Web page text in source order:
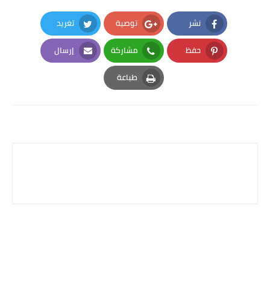
نشر
Facebook
توصية
Google Plus
تغريد
Twitter
حفظ
Pinterest
مشاركة
Whatsapp
إرسال
Email
طباعة
Print